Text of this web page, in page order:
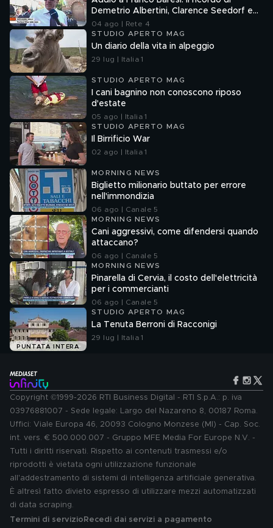
Demetrio Albertini, Clarence Seedorf e
Giovanni Galli
04 ago | Rete 4
STUDIO APERTO MAG
Un diario della vita in alpeggio
29 lug | Italia 1
STUDIO APERTO MAG
I cani bagnino non conoscono riposo
d'estate
05 ago | Italia 1
STUDIO APERTO MAG
Il Birrificio War
02 ago | Italia 1
MORNING NEWS
Biglietto milionario buttato per errore
nell'immondizia
06 ago | Canale 5
MORNING NEWS
Cani aggressivi, come difendersi quando
attaccano?
06 ago | Canale 5
MORNING NEWS
Pinarella di Cervia, il costo dell'elettricità
per i commercianti
06 ago | Canale 5
PUNTATA INTERA
STUDIO APERTO MAG
La Tenuta Berroni di Racconigi
29 lug | Italia 1
Copyright ©1999-2026 RTI Business Digital - RTI S.p.A.: p. iva
03976881007 - Sede legale: Largo del Nazareno 8, 00187 Roma.
Uffici: Viale Europa 46, 20093 Cologno Monzese (MI) - Cap. Soc.
int. vers. € 500.000.007 - Gruppo MFE Media For Europe N.V. -
Tutti i diritti riservati. Rispetto ai contenuti trasmessi e/o
riprodotti è vietata ogni utilizzazione funzionale
all'addestramento di sistemi di intelligenza artificiale generativa.
È altresì fatto divieto espresso di utilizzare mezzi automatizzati
di data scraping.
Termini di servizio Recedi dai servizi a pagamento